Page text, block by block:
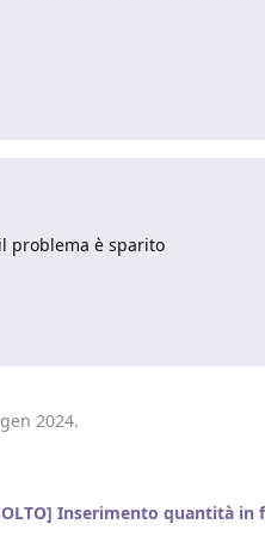
problema è sparito
2024.
Inserimento quantità in